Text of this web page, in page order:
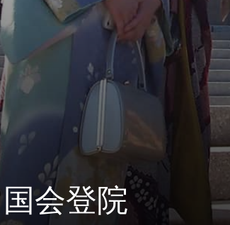
会登院